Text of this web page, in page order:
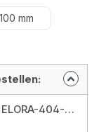
nicht verfügbar.)
mm
Montage-Zangensatz, 8-teilig, ELORA-404-S8